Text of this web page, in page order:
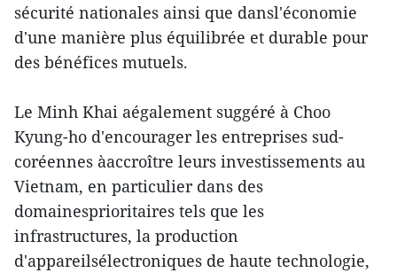
sécurité nationales ainsi que dansl'économie
d'une manière plus équilibrée et durable pour
des bénéfices mutuels.
Le Minh Khai aégalement suggéré à Choo
Kyung-ho d'encourager les entreprises sud-
coréennes àaccroître leurs investissements au
Vietnam, en particulier dans des
domainesprioritaires tels que les
infrastructures, la production
d'appareilsélectroniques de haute technologie,